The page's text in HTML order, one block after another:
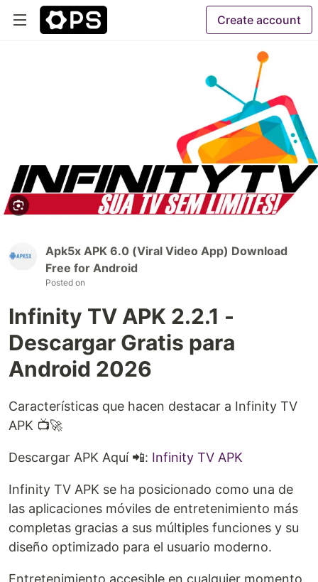
Create account
Apk5x APK 6.0 (Viral Video App) Download
Free for Android
Posted on
Infinity TV APK 2.2.1 -
Descargar Gratis para
Android 2026
Características que hacen destacar a Infinity TV
APK 📺🚀
Descargar APK Aquí 📲: Infinity TV APK
Infinity TV APK se ha posicionado como una de
las aplicaciones móviles de entretenimiento más
completas gracias a sus múltiples funciones y su
diseño optimizado para el usuario moderno.
Entretenimiento accesible en cualquier momento